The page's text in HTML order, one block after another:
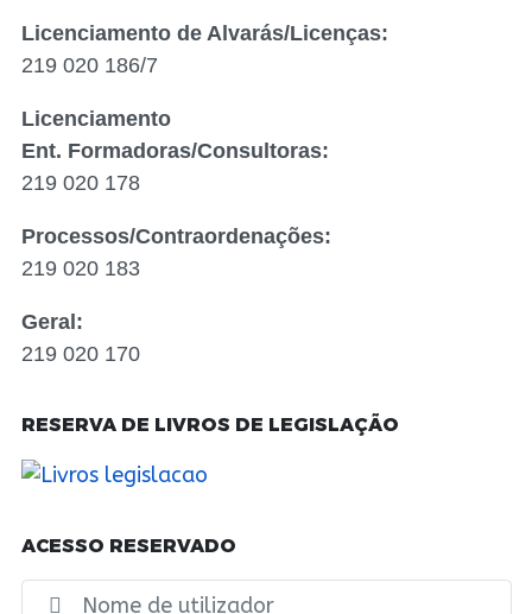
Licenciamento de Alvarás/Licenças:
219 020 186/7
Licenciamento
Ent. Formadoras/Consultoras:
219 020 178
Processos/Contraordenações:
219 020 183
Geral:
219 020 170
RESERVA DE LIVROS DE LEGISLAÇÃO
ACESSO RESERVADO